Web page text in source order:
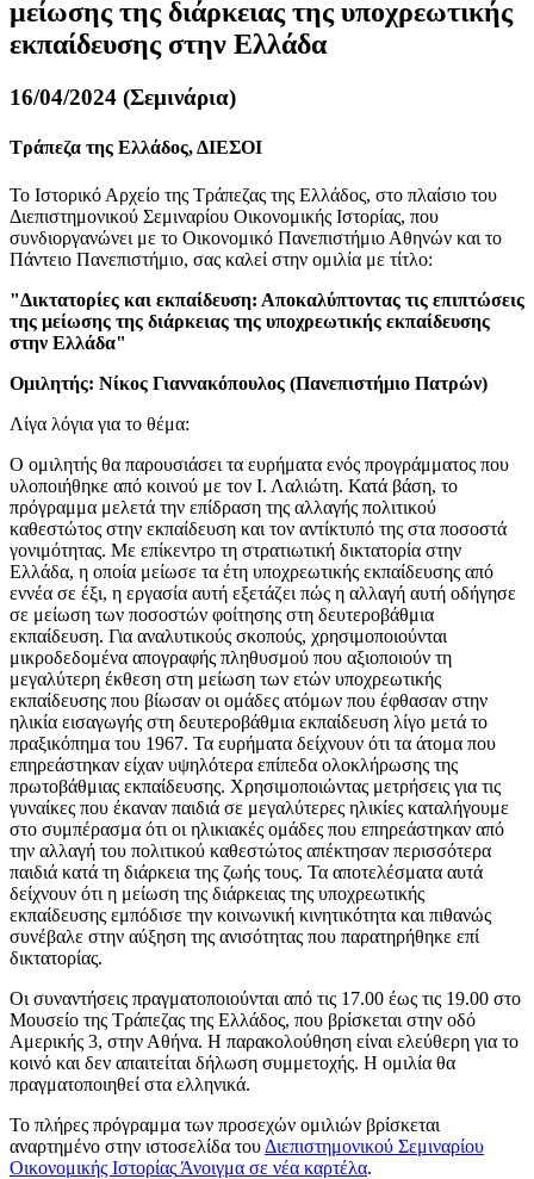
μείωσης της διάρκειας της υποχρεωτικής
εκπαίδευσης στην Ελλάδα
16/04/2024 (Σεμινάρια)
Τράπεζα της Ελλάδος, ΔΙΕΣΟΙ
Το Ιστορικό Αρχείο της Τράπεζας της Ελλάδος, στο πλαίσιο του
Διεπιστημονικού Σεμιναρίου Οικονομικής Ιστορίας, που
συνδιοργανώνει με το Οικονομικό Πανεπιστήμιο Αθηνών και το
Πάντειο Πανεπιστήμιο, σας καλεί στην ομιλία με τίτλο:
"Δικτατορίες και εκπαίδευση: Αποκαλύπτοντας τις επιπτώσεις
της μείωσης της διάρκειας της υποχρεωτικής εκπαίδευσης
στην Ελλάδα"
Ομιλητής: Νίκος Γιαννακόπουλος (Πανεπιστήμιο Πατρών)
Λίγα λόγια για το θέμα:
Ο ομιλητής θα παρουσιάσει τα ευρήματα ενός προγράμματος που
υλοποιήθηκε από κοινού με τον Ι. Λαλιώτη. Κατά βάση, το
πρόγραμμα μελετά την επίδραση της αλλαγής πολιτικού
καθεστώτος στην εκπαίδευση και τον αντίκτυπό της στα ποσοστά
γονιμότητας. Με επίκεντρο τη στρατιωτική δικτατορία στην
Ελλάδα, η οποία μείωσε τα έτη υποχρεωτικής εκπαίδευσης από
εννέα σε έξι, η εργασία αυτή εξετάζει πώς η αλλαγή αυτή οδήγησε
σε μείωση των ποσοστών φοίτησης στη δευτεροβάθμια
εκπαίδευση. Για αναλυτικούς σκοπούς, χρησιμοποιούνται
μικροδεδομένα απογραφής πληθυσμού που αξιοποιούν τη
μεγαλύτερη έκθεση στη μείωση των ετών υποχρεωτικής
εκπαίδευσης που βίωσαν οι ομάδες ατόμων που έφθασαν στην
ηλικία εισαγωγής στη δευτεροβάθμια εκπαίδευση λίγο μετά το
πραξικόπημα του 1967. Τα ευρήματα δείχνουν ότι τα άτομα που
επηρεάστηκαν είχαν υψηλότερα επίπεδα ολοκλήρωσης της
πρωτοβάθμιας εκπαίδευσης. Χρησιμοποιώντας μετρήσεις για τις
γυναίκες που έκαναν παιδιά σε μεγαλύτερες ηλικίες καταλήγουμε
στο συμπέρασμα ότι οι ηλικιακές ομάδες που επηρεάστηκαν από
την αλλαγή του πολιτικού καθεστώτος απέκτησαν περισσότερα
παιδιά κατά τη διάρκεια της ζωής τους. Τα αποτελέσματα αυτά
δείχνουν ότι η μείωση της διάρκειας της υποχρεωτικής
εκπαίδευσης εμπόδισε την κοινωνική κινητικότητα και πιθανώς
συνέβαλε στην αύξηση της ανισότητας που παρατηρήθηκε επί
δικτατορίας.
Οι συναντήσεις πραγματοποιούνται από τις 17.00 έως τις 19.00 στο
Μουσείο της Τράπεζας της Ελλάδος, που βρίσκεται στην οδό
Αμερικής 3, στην Αθήνα. Η παρακολούθηση είναι ελεύθερη για το
κοινό και δεν απαιτείται δήλωση συμμετοχής. Η ομιλία θα
πραγματοποιηθεί στα ελληνικά.
Το πλήρες πρόγραμμα των προσεχών ομιλιών βρίσκεται
αναρτημένο στην ιστοσελίδα του Διεπιστημονικού Σεμιναρίου
Οικονομικής Ιστορίας Άνοιγμα σε νέα καρτέλα.